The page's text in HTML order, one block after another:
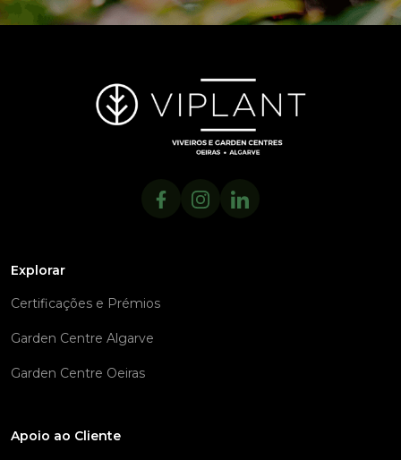
Explorar
Certificações e Prémios
Garden Centre Algarve
Garden Centre Oeiras
Apoio ao Cliente